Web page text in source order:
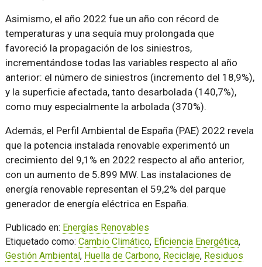
Asimismo, el año 2022 fue un año con récord de
temperaturas y una sequía muy prolongada que
favoreció la propagación de los siniestros,
incrementándose todas las variables respecto al año
anterior: el número de siniestros (incremento del 18,9%),
y la superficie afectada, tanto desarbolada (140,7%),
como muy especialmente la arbolada (370%).
Además, el Perfil Ambiental de España (PAE) 2022 revela
que la potencia instalada renovable experimentó un
crecimiento del 9,1% en 2022 respecto al año anterior,
con un aumento de 5.899 MW. Las instalaciones de
energía renovable representan el 59,2% del parque
generador de energía eléctrica en España.
Publicado en: Energías Renovables
Etiquetado como: Cambio Climático, Eficiencia Energética,
Gestión Ambiental, Huella de Carbono, Reciclaje, Residuos